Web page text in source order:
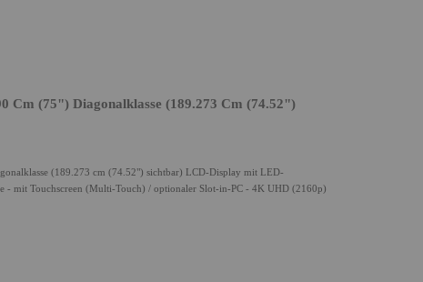
Cm (75") Diagonalklasse (189.273 Cm (74.52")
(189.273 cm (74.52") sichtbar) LCD-Display mit LED-
- mit Touchscreen (Multi-Touch) / optionaler Slot-in-PC - 4K UHD (2160p)